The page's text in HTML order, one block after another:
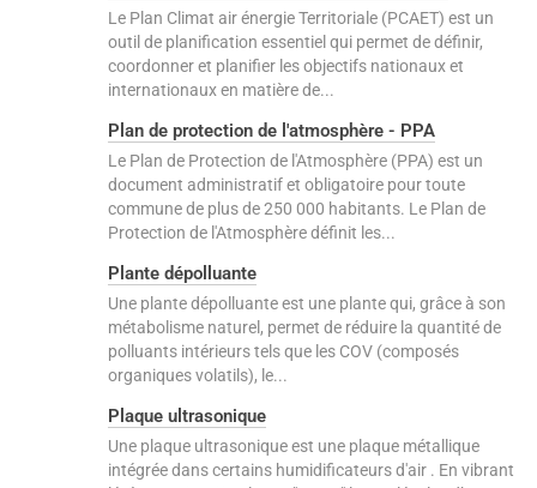
Le Plan Climat air énergie Territoriale (PCAET) est un
outil de planification essentiel qui permet de définir,
coordonner et planifier les objectifs nationaux et
internationaux en matière de...
Plan de protection de l'atmosphère - PPA
Le Plan de Protection de l'Atmosphère (PPA) est un
document administratif et obligatoire pour toute
commune de plus de 250 000 habitants. Le Plan de
Protection de l'Atmosphère définit les...
Plante dépolluante
Une plante dépolluante est une plante qui, grâce à son
métabolisme naturel, permet de réduire la quantité de
polluants intérieurs tels que les COV (composés
organiques volatils), le...
Plaque ultrasonique
Une plaque ultrasonique est une plaque métallique
intégrée dans certains humidificateurs d'air . En vibrant